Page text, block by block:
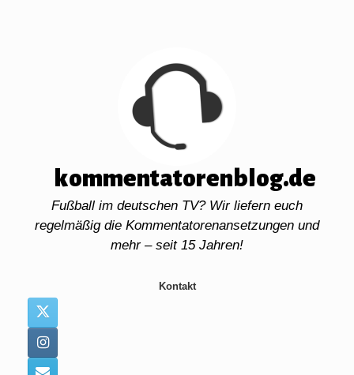
kommentatorenblog.de
Fußball im deutschen TV? Wir liefern euch
regelmäßig die Kommentatorenansetzungen und
mehr – seit 15 Jahren!
Kontakt